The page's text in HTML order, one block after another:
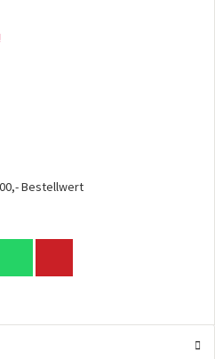
Bestellwert